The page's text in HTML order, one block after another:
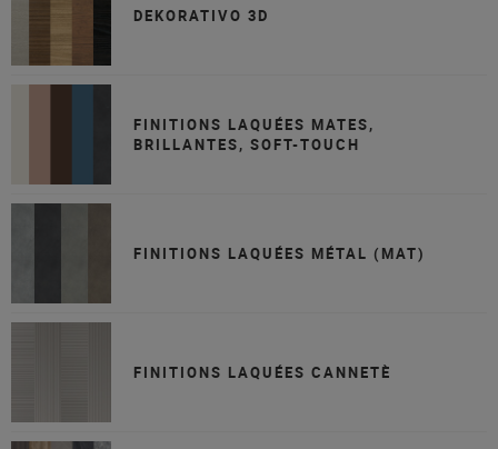
DEKORATIVO 3D
FINITIONS LAQUÉES MATES,
BRILLANTES, SOFT-TOUCH
FINITIONS LAQUÉES MÉTAL (MAT)
FINITIONS LAQUÉES CANNETÈ